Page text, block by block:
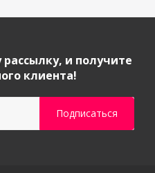
и получите
клиента!